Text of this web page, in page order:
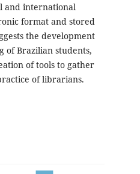
and international
format and stored
the development
of Brazilian students,
of tools to gather
of librarians.